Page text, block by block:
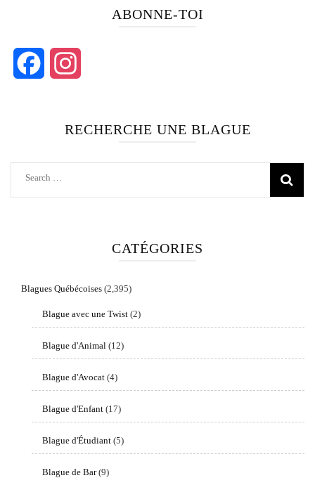
ABONNE-TOI
RECHERCHE UNE BLAGUE
Search
CATÉGORIES
Blagues Québécoises (2,395)
Blague avec une Twist (2)
Blague d'Animal (12)
Blague d'Avocat (4)
Blague d'Enfant (17)
Blague d'Étudiant (5)
Blague de Bar(9)